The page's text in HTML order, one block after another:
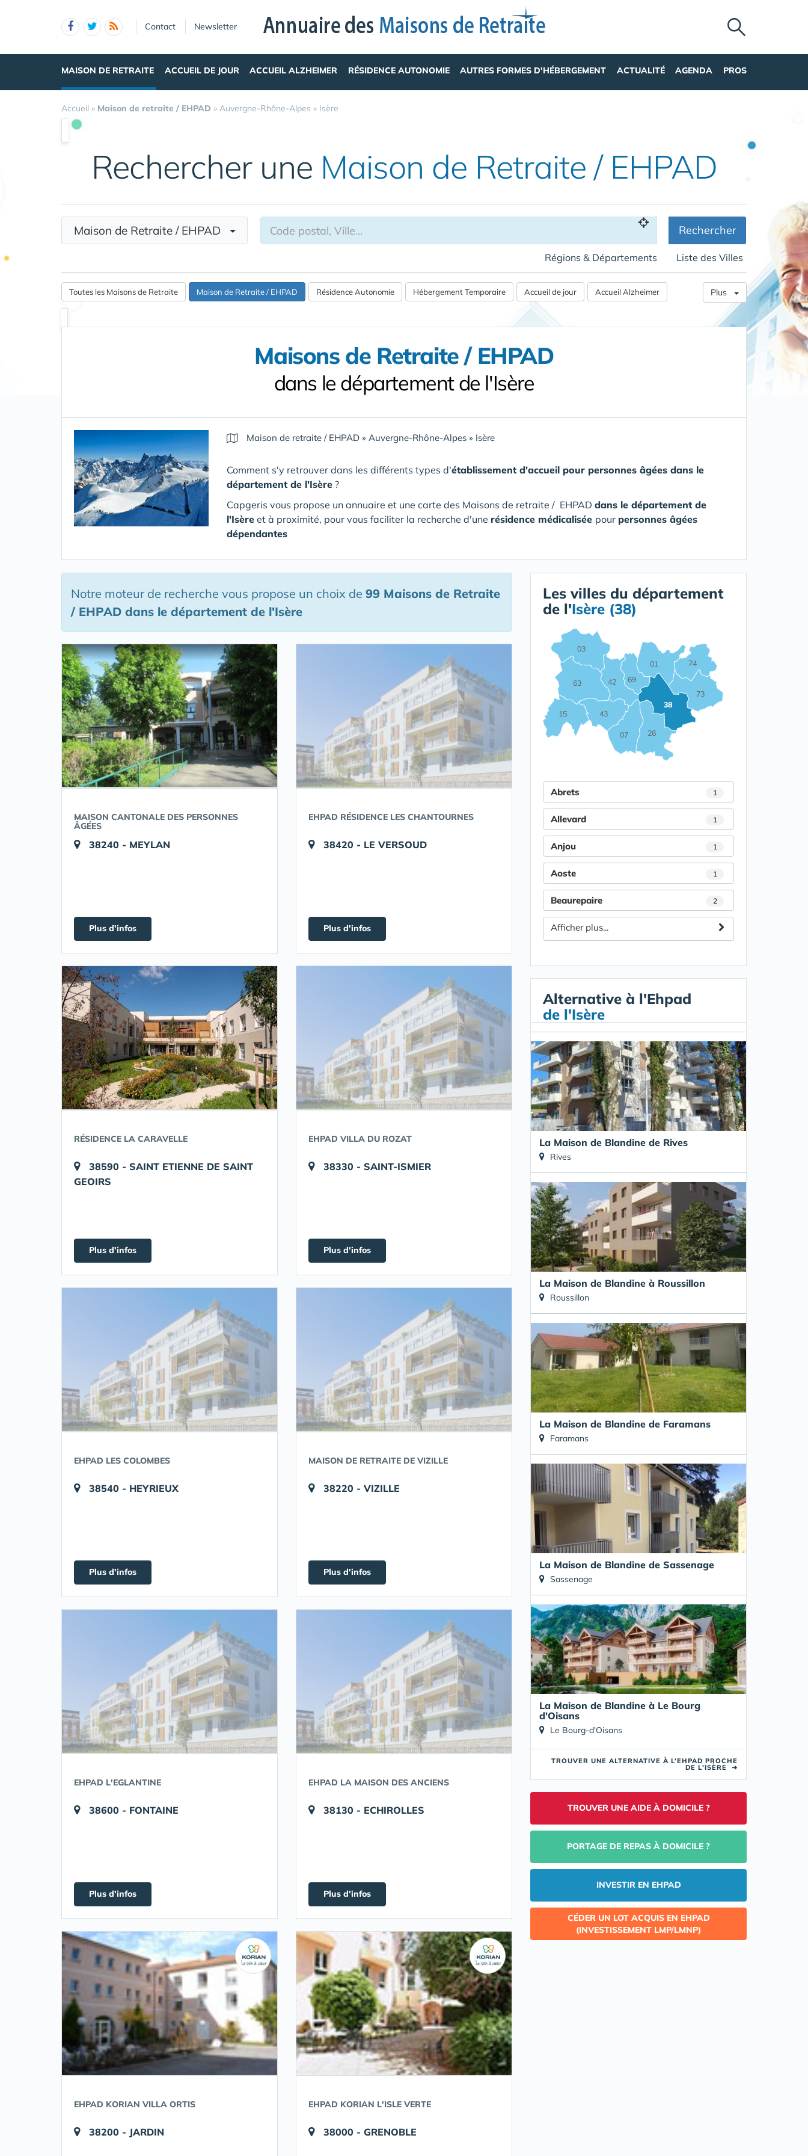
Contact Newsletter
MAISON DE RETRAITE ACCUEIL DE JOUR ACCUEIL ALZHEIMER RÉSIDENCE AUTONOMIE AUTRES FORMES D'HÉBERGEMENT ACTUALITÉ AGENDA PROS
Accueil » Maison de retraite / EHPAD » Auvergne-Rhône-Alpes » Isère
Rechercher une Maison de Retraite / EHPAD
Maison de Retraite / EHPAD Rechercher
Régions & Départements Liste des Villes
Toutes les Maisons de Retraite Maison de Retraite / EHPAD Résidence Autonomie Hébergement Temporaire Accueil de jour Accueil Alzheimer Plus
Maisons de Retraite / EHPAD
dans le département de l'Isère
Maison de retraite / EHPAD » Auvergne-Rhône-Alpes » Isère
Comment s'y retrouver dans les différents types d'établissement d'accueil pour personnes âgées dans le
département de l'Isère ?
Capgeris vous propose un annuaire et une carte des Maisons de retraite / EHPAD dans le département de
l'Isère et à proximité, pour vous faciliter la recherche d'une résidence médicalisée pour personnes âgées
dépendantes
Notre moteur de recherche vous propose un choix de 99 Maisons de Retraite
/ EHPAD dans le département de l'Isère
MAISON CANTONALE DES PERSONNES
ÂGÉES
38240 - MEYLAN
Plus d'infos
EHPAD RÉSIDENCE LES CHANTOURNES
38420 - LE VERSOUD
Plus d'infos
RÉSIDENCE LA CARAVELLE
38590 - SAINT ETIENNE DE SAINT
GEOIRS
Plus d'infos
EHPAD VILLA DU ROZAT
38330 - SAINT-ISMIER
Plus d'infos
EHPAD LES COLOMBES
38540 - HEYRIEUX
Plus d'infos
MAISON DE RETRAITE DE VIZILLE
38220 - VIZILLE
Plus d'infos
EHPAD L'EGLANTINE
38600 - FONTAINE
Plus d'infos
EHPAD LA MAISON DES ANCIENS
38130 - ECHIROLLES
Plus d'infos
EHPAD KORIAN VILLA ORTIS
38200 - JARDIN
EHPAD KORIAN L'ISLE VERTE
38000 - GRENOBLE
Les villes du département
de l'Isère (38)
01
03
07
15
26
38
42
43
63 69
73
74
Abrets 1
Allevard 1
Anjou 1
Aoste 1
Beaurepaire 2
Afficher plus...
Alternative à l'Ehpad
de l'Isère
La Maison de Blandine de Rives
Rives
La Maison de Blandine à Roussillon
Roussillon
La Maison de Blandine de Faramans
Faramans
La Maison de Blandine de Sassenage
Sassenage
La Maison de Blandine à Le Bourg
d'Oisans
Le Bourg-d'Oisans
TROUVER UNE ALTERNATIVE À L’EHPAD PROCHE
DE L'ISÈRE ➜
TROUVER UNE AIDE À DOMICILE ?
PORTAGE DE REPAS À DOMICILE ?
INVESTIR EN EHPAD
CÉDER UN LOT ACQUIS EN EHPAD
(INVESTISSEMENT LMP/LMNP)